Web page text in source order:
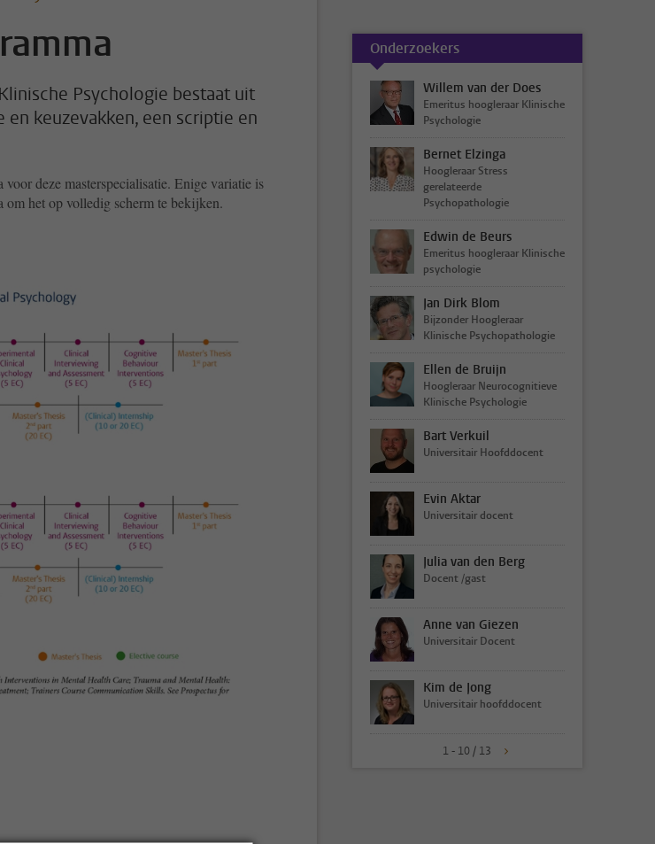
Psychologie bestaat uit
keuzevakken, een scriptie en
deze masterspecialisatie. Enige variatie is
het op volledig scherm te bekijken.
Onderzoekers
Willem van der Does
Emeritus hoogleraar Klinische
Psychologie
Bernet Elzinga
Hoogleraar Stress
gerelateerde
Psychopathologie
Edwin de Beurs
Emeritus hoogleraar Klinische
psychologie
Jan Dirk Blom
Bijzonder Hoogleraar
Klinische Psychopathologie
Ellen de Bruijn
Hoogleraar Neurocognitieve
Klinische Psychologie
Bart Verkuil
Universitair Hoofddocent
Evin Aktar
Universitair docent
Julia van den Berg
Docent /gast
Anne van Giezen
Universitair Docent
Kim de Jong
Universitair hoofddocent
1 - 10 / 13